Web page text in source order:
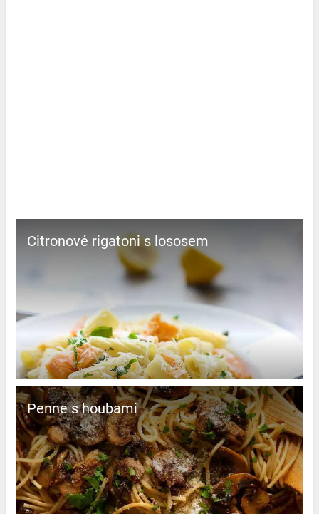
Citronové rigatoni s lososem
Penne s houbami